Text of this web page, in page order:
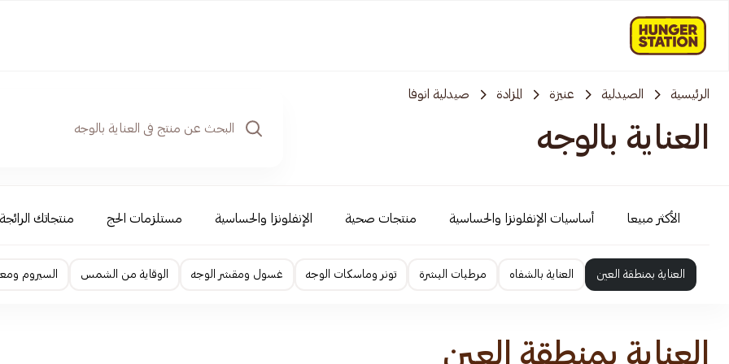
الرئيسية الصيدلية عنيزة المزادة صيدلية انوفا
العناية بالوجه
الأكثر مبيعا أساسيات الإنفلونزا والحساسية منتجات صحية الإنفلونزا والحساسية مستلزمات الحج منتجاتك الرائجة
العناية بمنطقة العين العناية بالشفاه مرطبات البشرة تونر وماسكات الوجه غسول ومقشر الوجه الوقاية من الشمس السيروم
العناية بمنطقة العين